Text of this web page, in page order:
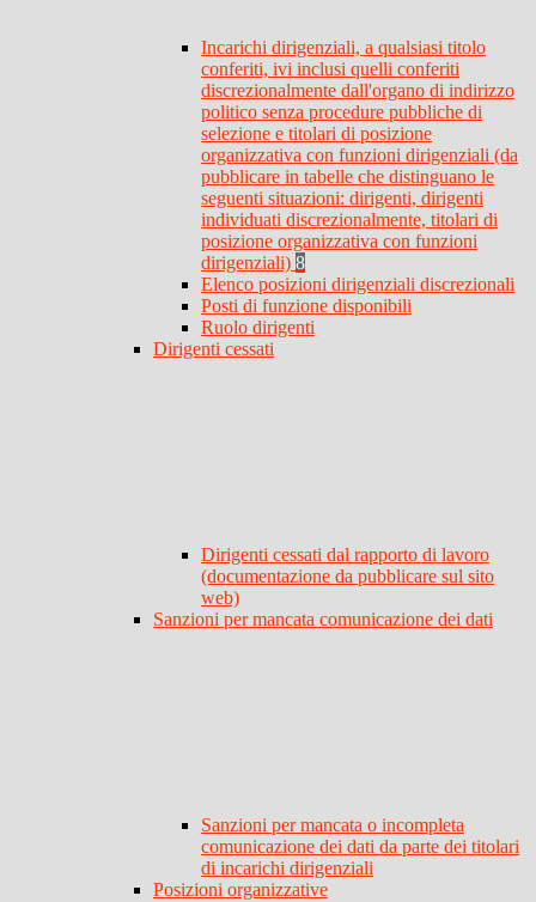
Incarichi dirigenziali, a qualsiasi titolo
conferiti, ivi inclusi quelli conferiti
discrezionalmente dall'organo di indirizzo
politico senza procedure pubbliche di
selezione e titolari di posizione
organizzativa con funzioni dirigenziali (da
pubblicare in tabelle che distinguano le
seguenti situazioni: dirigenti, dirigenti
individuati discrezionalmente, titolari di
posizione organizzativa con funzioni
dirigenziali) 8
Elenco posizioni dirigenziali discrezionali
Posti di funzione disponibili
Ruolo dirigenti
Dirigenti cessati
Dirigenti cessati dal rapporto di lavoro
(documentazione da pubblicare sul sito
web)
Sanzioni per mancata comunicazione dei dati
Sanzioni per mancata o incompleta
comunicazione dei dati da parte dei titolari
di incarichi dirigenziali
Posizioni organizzative